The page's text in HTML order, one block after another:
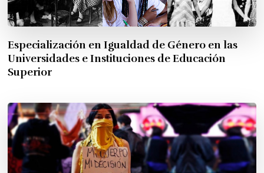
Especialización en Igualdad de Género en las
Universidades e Instituciones de Educación
Superior